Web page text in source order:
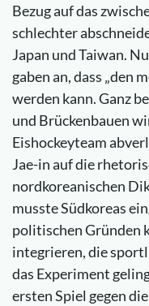
Bezug auf das
schlechter
Japan und Taiwan.
gaben an, dass „den
werden kann. Ganz
und Brückenbauen
Eishockeyteam
Jae-in auf die
nordkoreanischen
musste Südkoreas
politischen Gründen
integrieren, die
das Experiment
ersten Spiel gegen